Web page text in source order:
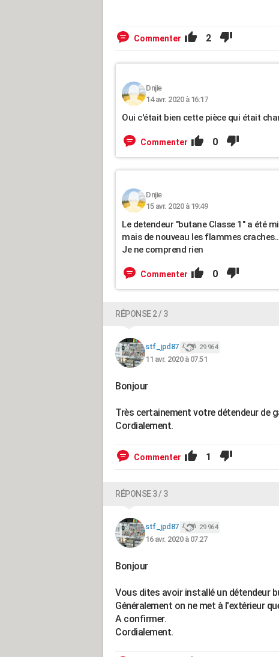
Commenter 2
Dnjie
14 avr. 2020 à 16:17
Oui c'était bien cette pièce qui était
Commenter 0
Dnjie
15 avr. 2020 à 19:49
Le detendeur "butane Classe 1" a été
mais de nouveau les flammes
Je ne comprend rien
Commenter 0
RÉPONSE 2 / 3
stf_jpd87 29 964
11 avr. 2020 à 07:51
Bonjour
Très certainement votre détendeur de
Cordialement.
Commenter 1
RÉPONSE 3 / 3
stf_jpd87 29 964
16 avr. 2020 à 07:27
Bonjour
Vous dites avoir installé un détendeur
Généralement on ne met à l'extérieur
A confirmer.
Cordialement.